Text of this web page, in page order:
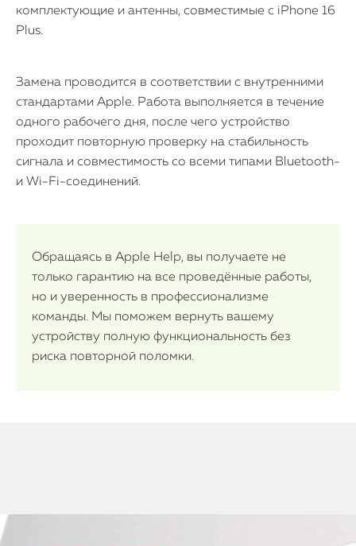
комплектующие и антенны, совместимые с iPhone 16
Plus.
Замена проводится в соответствии с внутренними
стандартами Apple. Работа выполняется в течение
одного рабочего дня, после чего устройство
проходит повторную проверку на стабильность
сигнала и совместимость со всеми типами Bluetooth-
и Wi-Fi-соединений.
Обращаясь в Apple Help, вы получаете не
только гарантию на все проведённые работы,
но и уверенность в профессионализме
команды. Мы поможем вернуть вашему
устройству полную функциональность без
риска повторной поломки.